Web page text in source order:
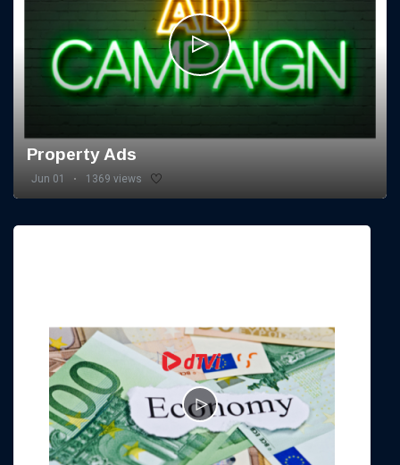
Property Ads
Jun 01 1369 views